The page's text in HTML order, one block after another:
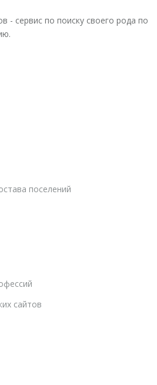
- сервис по поиску своего рода по
поселений